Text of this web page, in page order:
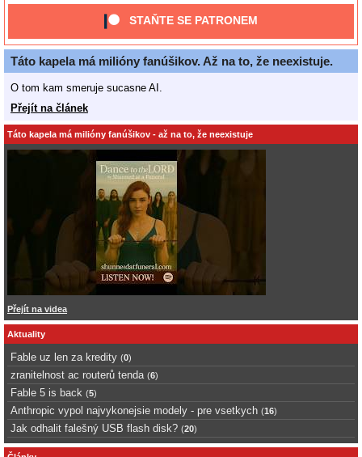
STAŇTE SE PATRONEM
Táto kapela má milióny fanúšikov. Až na to, že neexistuje.
O tom kam smeruje sucasne AI.
Přejít na článek
Táto kapela má milióny fanúšikov - až na to, že neexistuje
Přejít na videa
Aktuality
Fable uz len za kredity (0)
zranitelnost ac routerů tenda (6)
Fable 5 is back (5)
Anthropic vypol najvykonejsie modely - pre vsetkych (16)
Jak odhalit falešný USB flash disk? (20)